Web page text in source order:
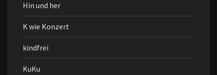
Hin und her
K wie Konzert
kindfrei
KuKu